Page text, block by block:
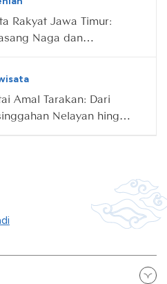
Rakyat Jawa Timur:
Naga dan
Amal Tarakan: Dari
Nelayan hingga